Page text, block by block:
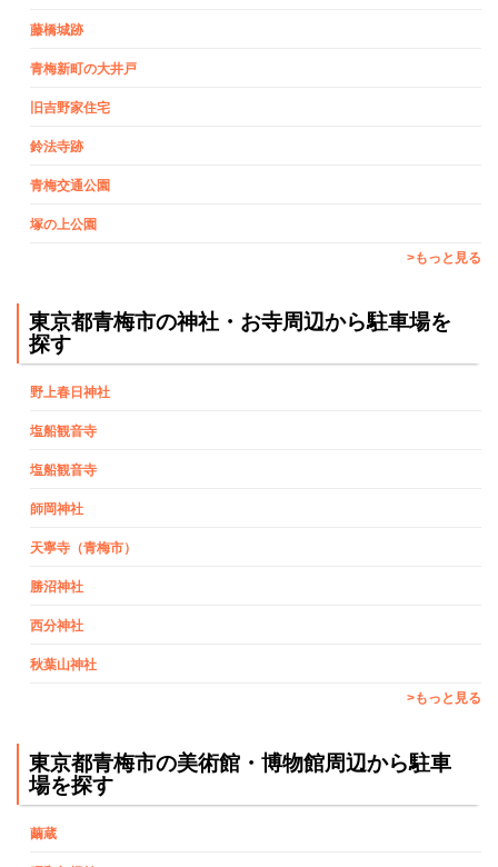
藤橋城跡
青梅新町の大井戸
旧吉野家住宅
鈴法寺跡
青梅交通公園
塚の上公園
>もっと見る
東京都青梅市の神社・お寺周辺から駐車場を
探す
野上春日神社
塩船観音寺
塩船観音寺
師岡神社
天寧寺（青梅市）
勝沼神社
西分神社
秋葉山神社
>もっと見る
東京都青梅市の美術館・博物館周辺から駐車
場を探す
繭蔵